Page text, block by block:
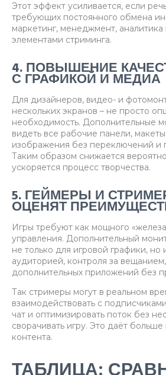
Этот эффект усиливается, если
требующих постоянного обмена
маркетинг, менеджмент,
элементами стриминга.
4. ПОВЫШЕНИЕ
С ГРАФИКОЙ И МЕДИА
Для дизайнеров, видео- и
нескольких экранов – не просто
необходимость. Дополнительные
видеть все рабочие панели,
изображения без переключений и
Таким образом снижается
ускоряется процесс творчества.
5. ГЕЙМЕРЫ И
ОЦЕНЯТ
Игры требуют как мощного
управления. Дополнительный
не только для игровой графики,
аудиторией, контроля за
дополнительных приложений без
Так стримеры могут в реальном
взаимодействовать с
чат и оптимизировать поток без
сворачивать игру. Это даёт больше
контента.